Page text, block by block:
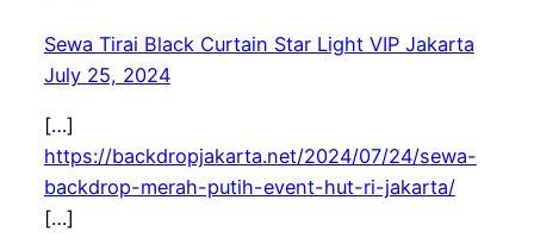
Sewa Tirai Black Curtain Star Light VIP Jakarta
July 25, 2024
[…]
https://backdropjakarta.net/2024/07/24/sewa-
backdrop-merah-putih-event-hut-ri-jakarta/
[…]